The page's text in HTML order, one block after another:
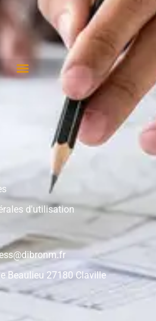
d'utilisation
Beaulieu 27180 Claville